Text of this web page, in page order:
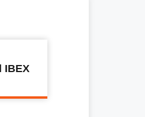
IBEX